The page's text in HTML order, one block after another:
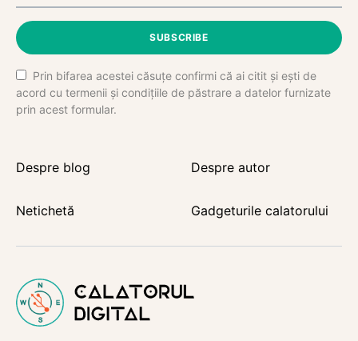
SUBSCRIBE
Prin bifarea acestei căsuțe confirmi că ai citit și ești de
acord cu termenii și condițiile de păstrare a datelor furnizate
prin acest formular.
Despre blog Despre autor
Netichetă Gadgeturile calatorului